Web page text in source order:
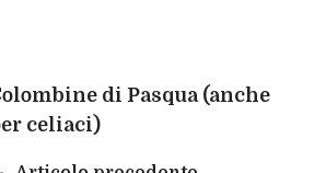
di Pasqua (anche
celiaci)